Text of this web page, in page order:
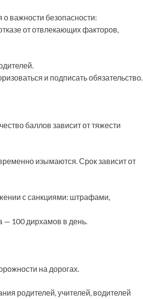
важности безопасности:
от отвлекающих факторов,
и подписать обязательство.
баллов зависит от тяжести
изымаются. Срок зависит от
с санкциями: штрафами,
— 100 дирхамов в день.
на дорогах.
родителей, учителей, водителей